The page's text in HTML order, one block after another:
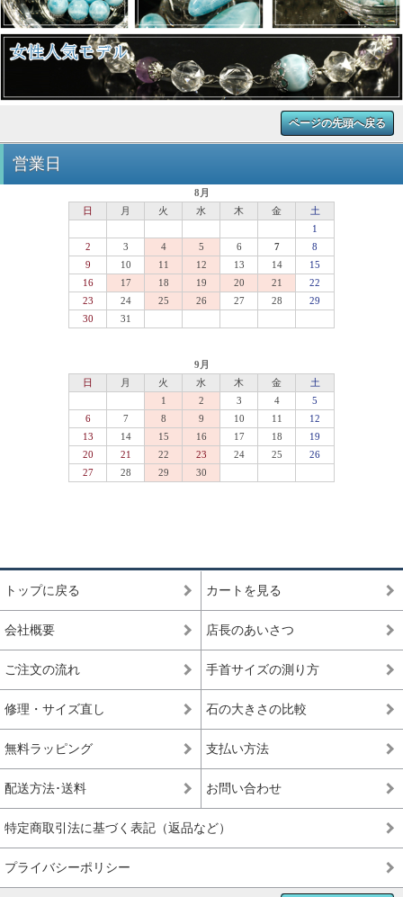
ページの先頭へ戻る
営業日
トップに戻る カートを見る
会社概要 店長のあいさつ
ご注文の流れ 手首サイズの測り方
修理・サイズ直し 石の大きさの比較
無料ラッピング 支払い方法
配送方法･送料 お問い合わせ
特定商取引法に基づく表記（返品など）
プライバシーポリシー